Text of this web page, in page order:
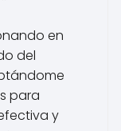
en
del
para
y